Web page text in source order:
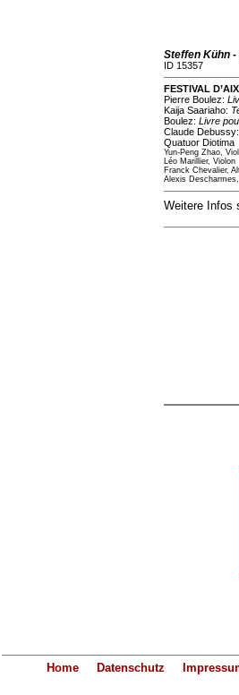
Steffen Kühn -
ID 15357
FESTIVAL
Pierre Boulez:
Kaija Saariaho:
Boulez: Livre
Claude Debussy:
Quatuor Diotima
Yun-Peng Zhao,
Léo Marillier, Violon
Franck Chevalier,
Alexis
Weitere Infos
Home Datenschutz